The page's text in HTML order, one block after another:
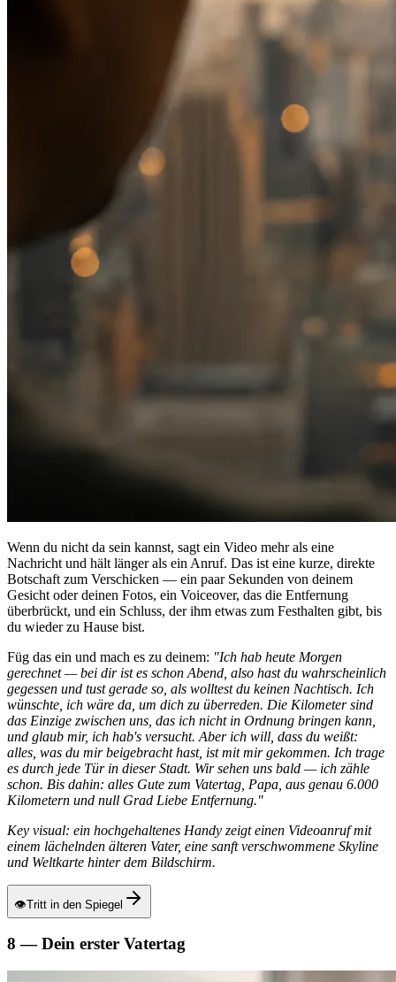
Wenn du nicht da sein kannst, sagt ein Video mehr als eine
Nachricht und hält länger als ein Anruf. Das ist eine kurze, direkte
Botschaft zum Verschicken — ein paar Sekunden von deinem
Gesicht oder deinen Fotos, ein Voiceover, das die Entfernung
überbrückt, und ein Schluss, der ihm etwas zum Festhalten gibt, bis
du wieder zu Hause bist.
Füg das ein und mach es zu deinem: "Ich hab heute Morgen
gerechnet — bei dir ist es schon Abend, also hast du wahrscheinlich
gegessen und tust gerade so, als wolltest du keinen Nachtisch. Ich
wünschte, ich wäre da, um dich zu überreden. Die Kilometer sind
das Einzige zwischen uns, das ich nicht in Ordnung bringen kann,
und glaub mir, ich hab's versucht. Aber ich will, dass du weißt:
alles, was du mir beigebracht hast, ist mit mir gekommen. Ich trage
es durch jede Tür in dieser Stadt. Wir sehen uns bald — ich zähle
schon. Bis dahin: alles Gute zum Vatertag, Papa, aus genau 6.000
Kilometern und null Grad Liebe Entfernung."
Key visual: ein hochgehaltenes Handy zeigt einen Videoanruf mit
einem lächelnden älteren Vater, eine sanft verschwommene Skyline
und Weltkarte hinter dem Bildschirm.
👁Tritt in den Spiegel
8 — Dein erster Vatertag